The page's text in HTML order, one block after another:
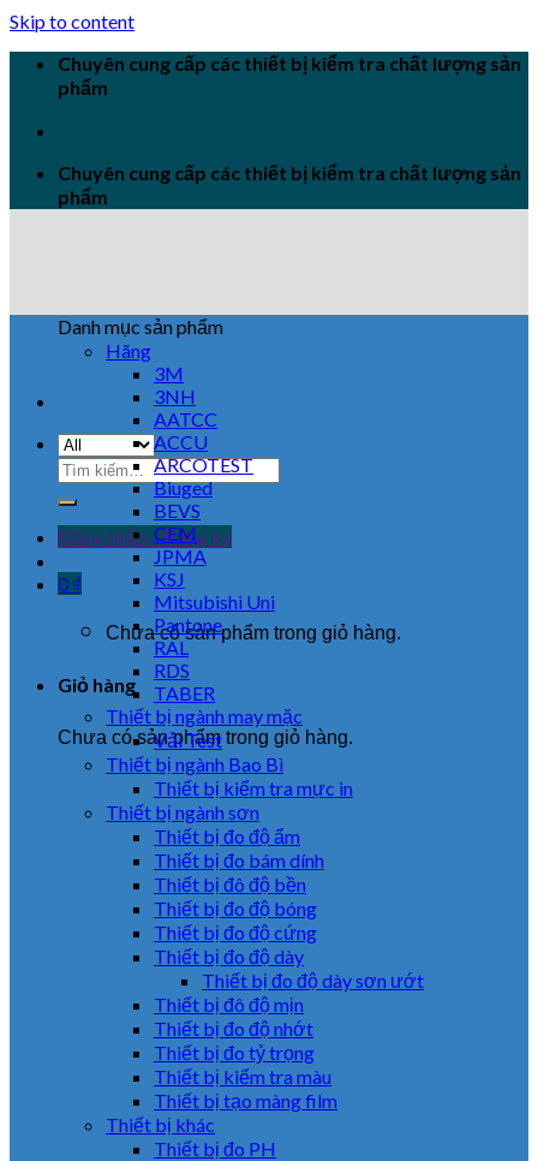
Skip to content
Chuyên cung cấp các thiết bị kiểm tra chất lượng sản
phẩm
Chuyên cung cấp các thiết bị kiểm tra chất lượng sản
phẩm
Đăng nhập / Đăng ký
0 ₫
Chưa có sản phẩm trong giỏ hàng.
Giỏ hàng
Chưa có sản phẩm trong giỏ hàng.
Danh mục sản phẩm
Hãng
3M
3NH
AATCC
ACCU
ARCOTEST
Biuged
BEVS
CEM
JPMA
KSJ
Mitsubishi Uni
Pantone
RAL
RDS
TABER
Thiết bị ngành may mặc
Vải Test
Thiết bị ngành Bao Bì
Thiết bị kiểm tra mực in
Thiết bị ngành sơn
Thiết bị đo độ ẩm
Thiết bị đo bám dính
Thiết bị đô độ bền
Thiết bị đo độ bóng
Thiết bị đo độ cứng
Thiết bị đo độ dày
Thiết bị đo độ dày sơn ướt
Thiết bị đô độ mịn
Thiết bị đo độ nhớt
Thiết bị đo tỷ trọng
Thiết bị kiểm tra màu
Thiết bị tạo màng film
Thiết bị khác
Thiết bị đo PH